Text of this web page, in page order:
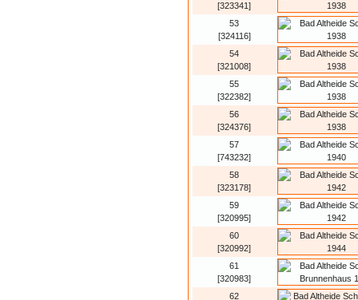
[323341]
53
[324116]
54
[321008]
55
[322382]
56
[324376]
57
[743232]
58
[323178]
59
[320995]
60
[320992]
61
[320983]
62